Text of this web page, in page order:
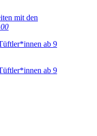
mit den
ab 9
ab 9